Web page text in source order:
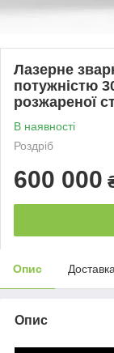
Лазерне
потужністю
розжареної
В наявності
Роздріб
600 000
Опис Доставка
Опис